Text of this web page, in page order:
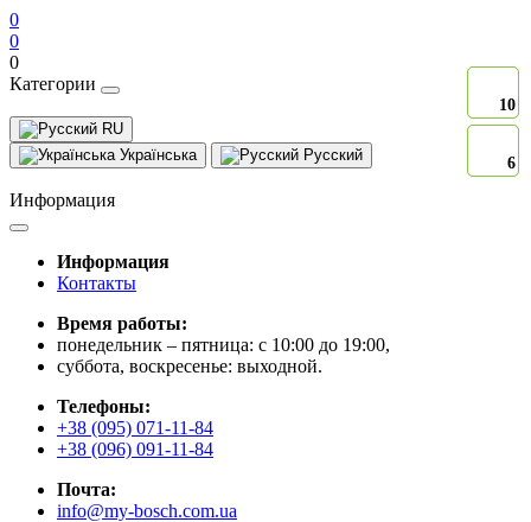
0
0
0
Категории
RU
Українська
Русский
Информация
Информация
Контакты
Время работы:
понедельник – пятница: с 10:00 до 19:00,
суббота, воскресенье: выходной.
Телефоны:
+38 (095) 071-11-84
+38 (096) 091-11-84
Почта:
info@my-bosch.com.ua
10
6
10
6